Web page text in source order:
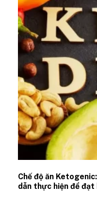
Chế độ ăn
dẫn thực hiện để đạt